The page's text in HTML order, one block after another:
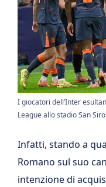
I giocatori dell’Inter
League allo stadio San
Infatti, stando a
Romano sul suo
intenzione di